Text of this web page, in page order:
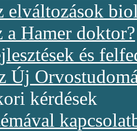
elváltozások
a Hamer doktor?
és
Új
kérdések